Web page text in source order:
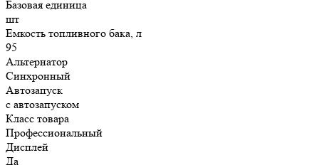
Базовая единица
шт
Емкость топливного бака, л
95
Альтернатор
Синхронный
Автозапуск
с автозапуском
Класс товара
Профессиональный
Дисплей
Да